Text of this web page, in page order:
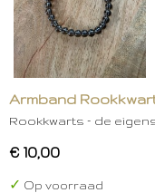
Armband
Rookkwarts – de
€ 10,00
✓ Op voorraad